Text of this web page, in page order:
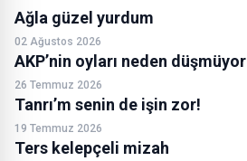
Ağla güzel yurdum
02 Ağustos 2026
AKP’nin oyları neden düşmüyor
26 Temmuz 2026
Tanrı’m senin de işin zor!
19 Temmuz 2026
Ters kelepçeli mizah